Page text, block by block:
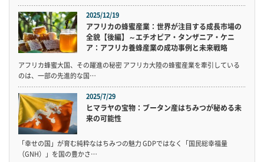
2025/12/19
アフリカの蜂蜜産業：世界が注目する成長市場の
全貌【後編】～エチオピア・タンザニア・ケニ
ア：アフリカ養蜂産業の成功事例と未来戦略
アフリカ蜂蜜大国、その躍進の秘密 アフリカ大陸の蜂蜜産業を牽引している
のは、一部の先進的な国…
2025/7/29
ヒマラヤの宝物：ブータン産はちみつが秘める未
来の可能性
「幸せの国」が育む純粋なはちみつの魅力 GDPではなく「国民総幸福量
（GNH）」を国の豊かさ…